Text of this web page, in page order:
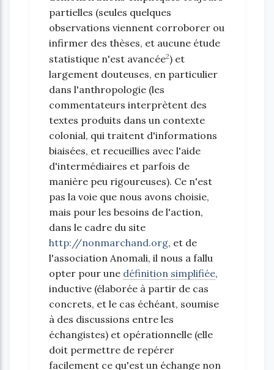
partielles (seules quelques
observations viennent corroborer ou
infirmer des thèses, et aucune étude
statistique n'est avancée2) et
largement douteuses, en particulier
dans l'anthropologie (les
commentateurs interprètent des
textes produits dans un contexte
colonial, qui traitent d'informations
biaisées, et recueillies avec l'aide
d'intermédiaires et parfois de
manière peu rigoureuses). Ce n'est
pas la voie que nous avons choisie,
mais pour les besoins de l'action,
dans le cadre du site
http://nonmarchand.org, et de
l'association Anomali, il nous a fallu
opter pour une définition simplifiée,
inductive (élaborée à partir de cas
concrets, et le cas échéant, soumise
à des discussions entre les
échangistes) et opérationnelle (elle
doit permettre de repérer
facilement ce qu'est un échange non